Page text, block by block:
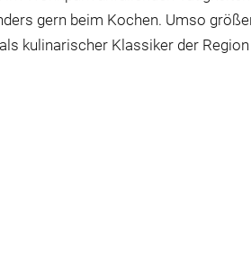
gern beim Kochen. Umso
kulinarischer Klassiker der